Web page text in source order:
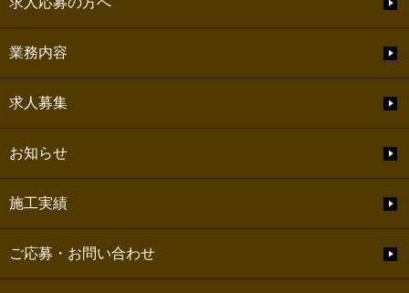
業務内容
求人募集
お知らせ
施工実績
ご応募・お問い合わせ